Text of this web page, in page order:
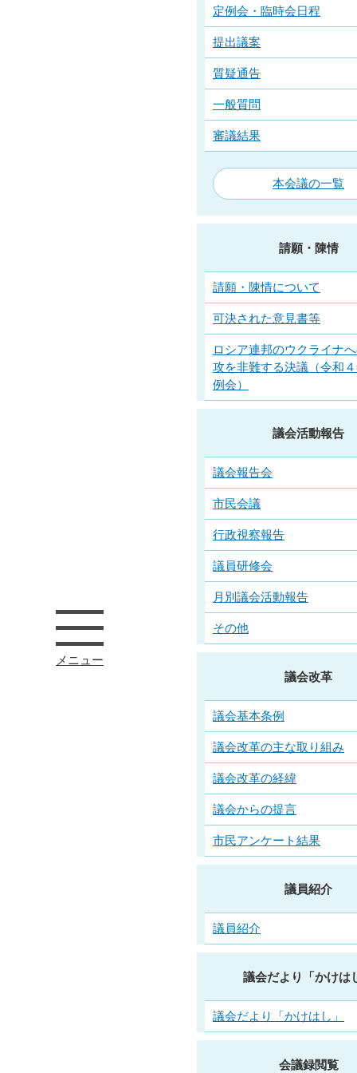
メニュー
定例会・臨時会日程
提出議案
質疑通告
一般質問
審議結果
本会議の一覧
請願・陳情
請願・陳情について
可決された意見書等
ロシア連邦のウクライナ
攻を非難する決議（令和
例会）
議会活動報告
議会報告会
市民会議
行政視察報告
議員研修会
月別議会活動報告
その他
議会改革
議会基本条例
議会改革の主な取り組み
議会改革の経緯
議会からの提言
市民アンケート結果
議員紹介
議員紹介
議会だより「かけは
議会だより「かけはし」
会議録閲覧